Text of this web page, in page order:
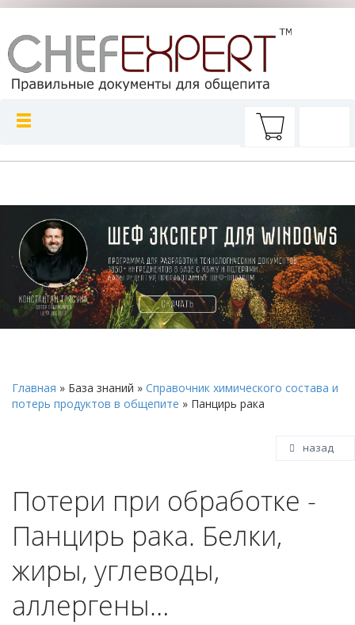
Главная » База знаний » Справочник химического состава и
потерь продуктов в общепите » Панцирь рака
назад
Потери при обработке -
Панцирь рака. Белки,
жиры, углеводы,
аллергены…